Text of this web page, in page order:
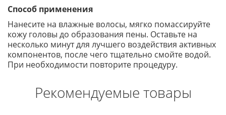
Способ применения
Нанесите на влажные волосы, мягко помассируйте
кожу головы до образования пены. Оставьте на
несколько минут для лучшего воздействия активных
компонентов, после чего тщательно смойте водой.
При необходимости повторите процедуру.
Рекомендуемые товары